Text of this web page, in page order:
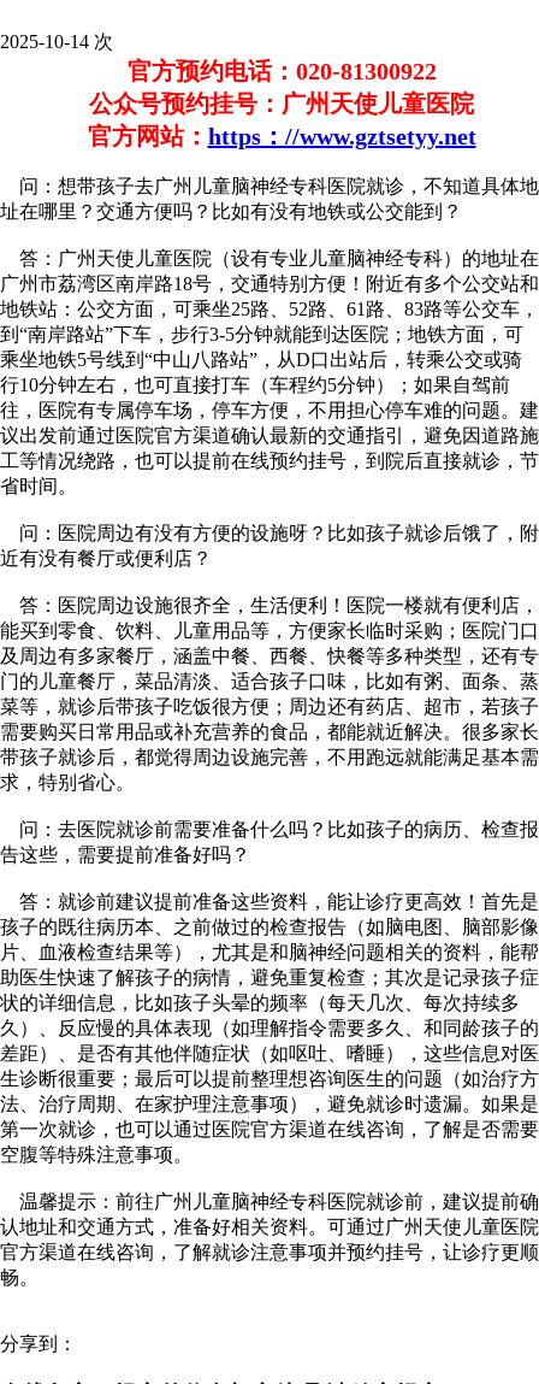
2025-10-14 次
官方预约电话：020-81300922
公众号预约挂号：广州天使儿童医院
官方网站： https：//www.gztsetyy.net
问：想带孩子去广州儿童脑神经专科医院就诊，不知道具体地
址在哪里？交通方便吗？比如有没有地铁或公交能到？​
答：广州天使儿童医院（设有专业儿童脑神经专科）的地址在
广州市荔湾区南岸路18号，交通特别方便！附近有多个公交站和
地铁站：公交方面，可乘坐25路、52路、61路、83路等公交车，
到“南岸路站”下车，步行3-5分钟就能到达医院；地铁方面，可
乘坐地铁5号线到“中山八路站”，从D口出站后，转乘公交或骑
行10分钟左右，也可直接打车（车程约5分钟）；如果自驾前
往，医院有专属停车场，停车方便，不用担心停车难的问题。建
议出发前通过医院官方渠道确认最新的交通指引，避免因道路施
工等情况绕路，也可以提前在线预约挂号，到院后直接就诊，节
省时间。​
问：医院周边有没有方便的设施呀？比如孩子就诊后饿了，附
近有没有餐厅或便利店？​
答：医院周边设施很齐全，生活便利！医院一楼就有便利店，
能买到零食、饮料、儿童用品等，方便家长临时采购；医院门口
及周边有多家餐厅，涵盖中餐、西餐、快餐等多种类型，还有专
门的儿童餐厅，菜品清淡、适合孩子口味，比如有粥、面条、蒸
菜等，就诊后带孩子吃饭很方便；周边还有药店、超市，若孩子
需要购买日常用品或补充营养的食品，都能就近解决。很多家长
带孩子就诊后，都觉得周边设施完善，不用跑远就能满足基本需
求，特别省心。​
问：去医院就诊前需要准备什么吗？比如孩子的病历、检查报
告这些，需要提前准备好吗？​
答：就诊前建议提前准备这些资料，能让诊疗更高效！首先是
孩子的既往病历本、之前做过的检查报告（如脑电图、脑部影像
片、血液检查结果等），尤其是和脑神经问题相关的资料，能帮
助医生快速了解孩子的病情，避免重复检查；其次是记录孩子症
状的详细信息，比如孩子头晕的频率（每天几次、每次持续多
久）、反应慢的具体表现（如理解指令需要多久、和同龄孩子的
差距）、是否有其他伴随症状（如呕吐、嗜睡），这些信息对医
生诊断很重要；最后可以提前整理想咨询医生的问题（如治疗方
法、治疗周期、在家护理注意事项），避免就诊时遗漏。如果是
第一次就诊，也可以通过医院官方渠道在线咨询，了解是否需要
空腹等特殊注意事项。​
温馨提示​：前往广州儿童脑神经专科医院就诊前，建议提前确
认地址和交通方式，准备好相关资料。可通过广州天使儿童医院
官方渠道在线咨询，了解就诊注意事项并预约挂号，让诊疗更顺
畅。​
分享到：